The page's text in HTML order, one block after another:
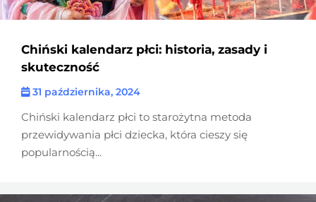
Chiński kalendarz płci: historia, zasady i
skuteczność
31 października, 2024
Chiński kalendarz płci to starożytna metoda
przewidywania płci dziecka, która cieszy się
popularnością...